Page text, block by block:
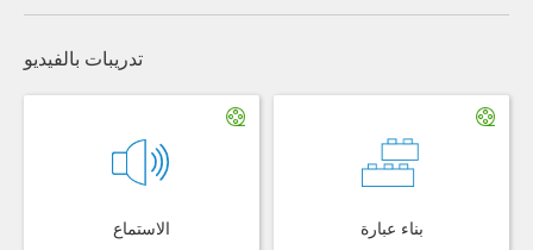
تدريبات بالفيديو
الاستماع بناء عبارة